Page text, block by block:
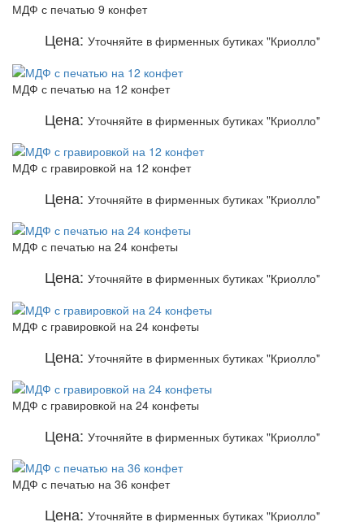
МДФ с печатью 9 конфет
Цена: Уточняйте в фирменных бутиках "Криолло"
МДФ с печатью на 12 конфет
Цена: Уточняйте в фирменных бутиках "Криолло"
МДФ с гравировкой на 12 конфет
Цена: Уточняйте в фирменных бутиках "Криолло"
МДФ с печатью на 24 конфеты
Цена: Уточняйте в фирменных бутиках "Криолло"
МДФ с гравировкой на 24 конфеты
Цена: Уточняйте в фирменных бутиках "Криолло"
МДФ с гравировкой на 24 конфеты
Цена: Уточняйте в фирменных бутиках "Криолло"
МДФ с печатью на 36 конфет
Цена: Уточняйте в фирменных бутиках "Криолло"